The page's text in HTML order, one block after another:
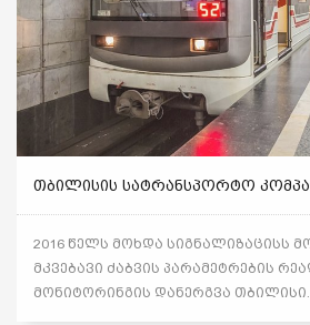
ᲗᲑᲘᲚᲘᲡᲘᲡ ᲡᲐᲢᲠᲐᲜᲡᲞᲝᲠᲢᲝ
2016 წელს მოხდა სიგნალიზაცისს
მკვებავი ძაბვის პარამეტრების
მონიტორინგის დანერგვა